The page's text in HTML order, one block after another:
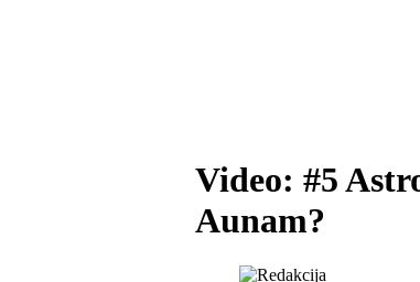
Video: #5
Aunam?